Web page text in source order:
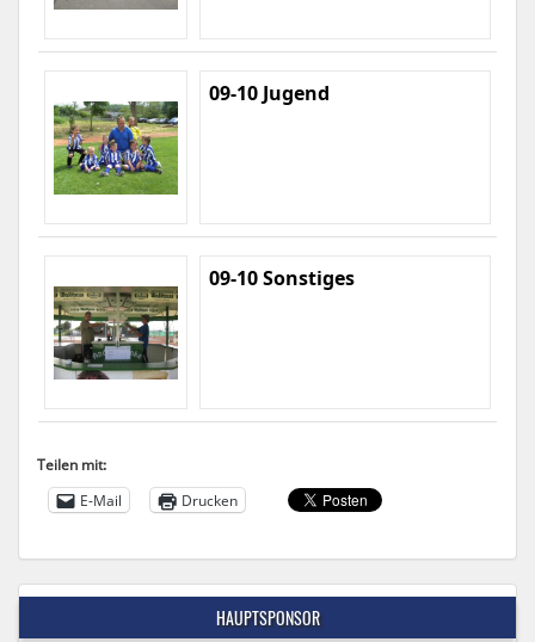
09-10 Jugend
09-10 Sonstiges
Teilen mit:
E-Mail
Drucken
HAUPTSPONSOR